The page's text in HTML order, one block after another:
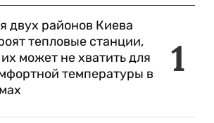
1
двух районов Киева
тепловые станции,
может не хватить для
температуры в